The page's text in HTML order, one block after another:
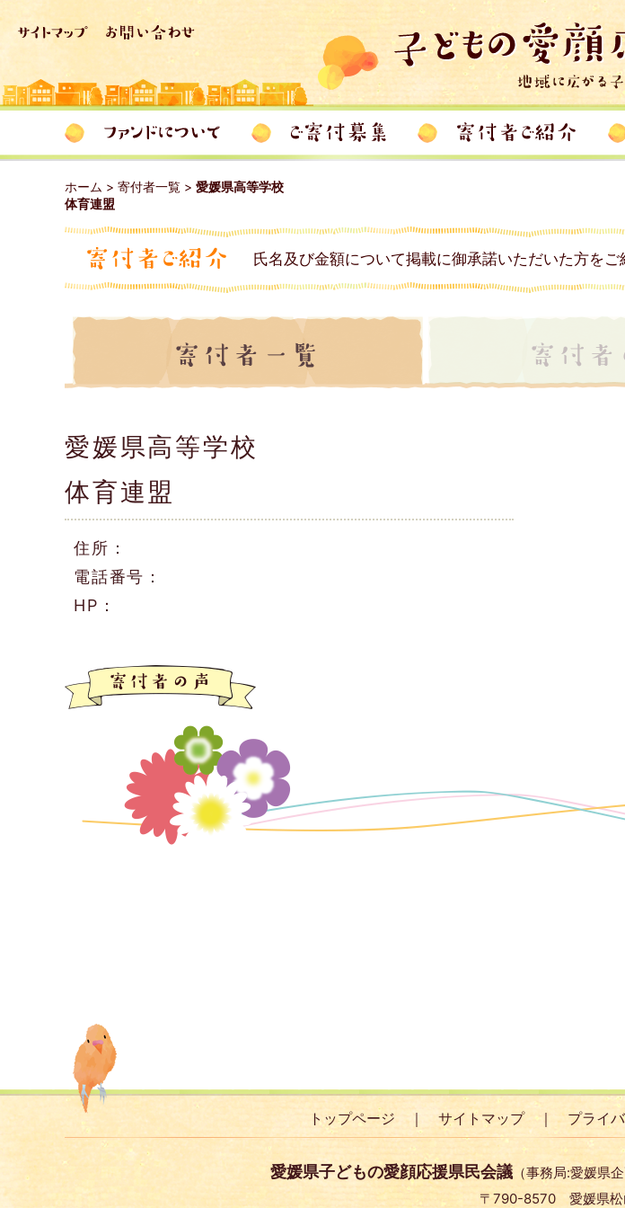
ホーム > 寄付者一覧 > 愛媛県高等学校
体育連盟
氏名及び金額について掲載に御承諾いただいた方をご
愛媛県高等学校
体育連盟
住所：
電話番号：
HP：
トップページ サイトマップ プライ
愛媛県子どもの愛顔応援県民会議（事務局:愛媛県
〒790-8570 愛媛県